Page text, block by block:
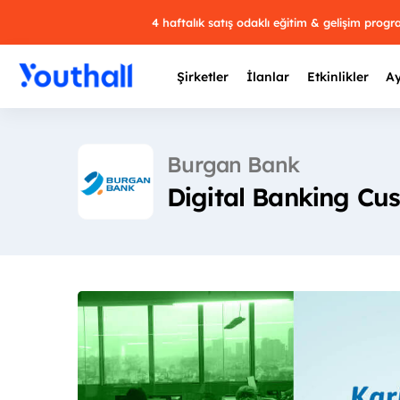
4 haftalık satış odaklı eğitim & gelişim
Şirketler İlanlar Etkinlikler
Burgan Bank
Digital Banking